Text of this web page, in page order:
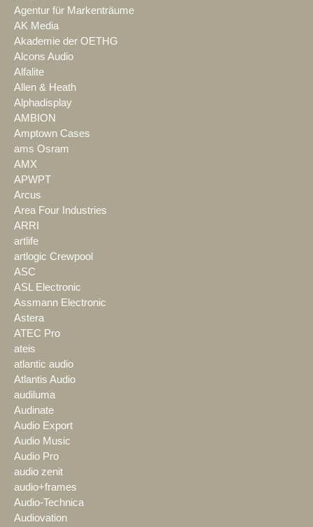
Agentur für Markenträume
AK Media
Akademie der OETHG
Alcons Audio
Alfalite
Allen & Heath
Alphadisplay
AMBION
Amptown Cases
ams Osram
AMX
APWPT
Arcus
Area Four Industries
ARRI
artlife
artlogic Crewpool
ASC
ASL Electronic
Assmann Electronic
Astera
ATEC Pro
ateis
atlantic audio
Atlantis Audio
audiluma
Audinate
Audio Export
Audio Music
Audio Pro
audio zenit
audio+frames
Audio-Technica
Audiovation